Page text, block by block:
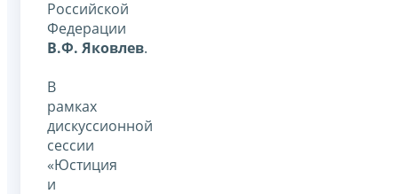
Российской
Федерации
В.Ф. Яковлев.
В
рамках
дискуссионной
сессии
«Юстиция
и